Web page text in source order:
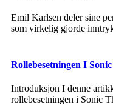
Emil Karlsen deler sine
som virkelig gjorde
Rollebesetningen I
Introduksjon I denne
rollebesetningen i Sonic